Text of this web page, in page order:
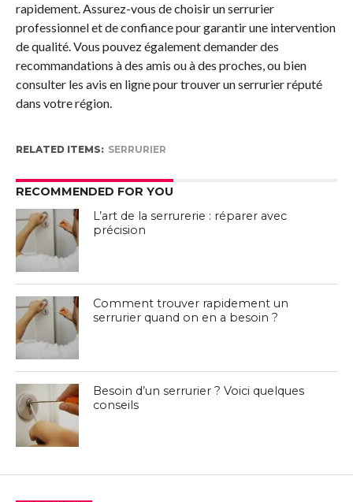
rapidement. Assurez-vous de choisir un serrurier
professionnel et de confiance pour garantir une intervention
de qualité. Vous pouvez également demander des
recommandations à des amis ou à des proches, ou bien
consulter les avis en ligne pour trouver un serrurier réputé
dans votre région.
RELATED ITEMS: SERRURIER
RECOMMENDED FOR YOU
L’art de la serrurerie : réparer avec
précision
Comment trouver rapidement un
serrurier quand on en a besoin ?
Besoin d’un serrurier ? Voici quelques
conseils